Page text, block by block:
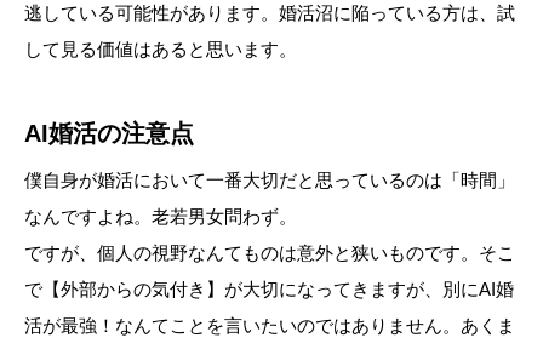
逃している可能性があります。婚活沼に陥っている方は、試
して見る価値はあると思います。
AI婚活の注意点
僕自身が婚活において一番大切だと思っているのは「時間」
なんですよね。老若男女問わず。
ですが、個人の視野なんてものは意外と狭いものです。そこ
で【外部からの気付き】が大切になってきますが、別にAI婚
活が最強！なんてことを言いたいのではありません。あくま